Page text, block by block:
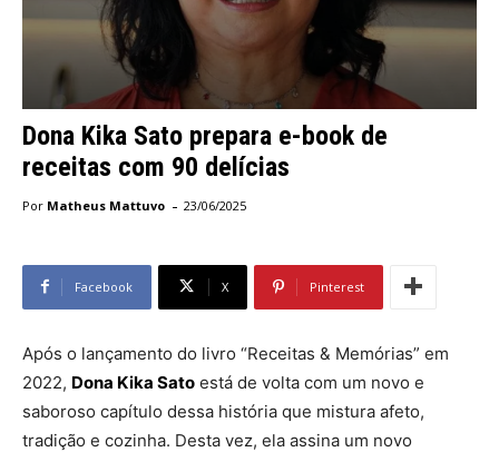
Dona Kika Sato prepara e-book de
receitas com 90 delícias
Por Matheus Mattuvo - 23/06/2025
Facebook X Pinterest
Após o lançamento do livro “Receitas & Memórias” em
2022, Dona Kika Sato está de volta com um novo e
saboroso capítulo dessa história que mistura afeto,
tradição e cozinha. Desta vez, ela assina um novo